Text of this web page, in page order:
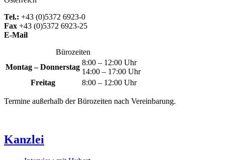
Tel.: +43 (0)5372 6923-0
Fax +43 (0)5372 6923-25
E-Mail
Bürozeiten
Montag – Donnerstag
8:00 – 12:00 Uhr
14:00 – 17:00 Uhr
Freitag
8:00 – 12:00 Uhr
Termine außerhalb der Bürozeiten nach Vereinbarung.
Kanzlei